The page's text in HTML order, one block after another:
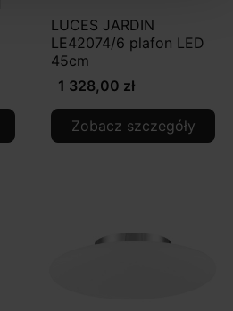
LUCES JARDIN
LE42074/6 plafon LED
45cm
1 328,00 zł
Zobacz szczegóły